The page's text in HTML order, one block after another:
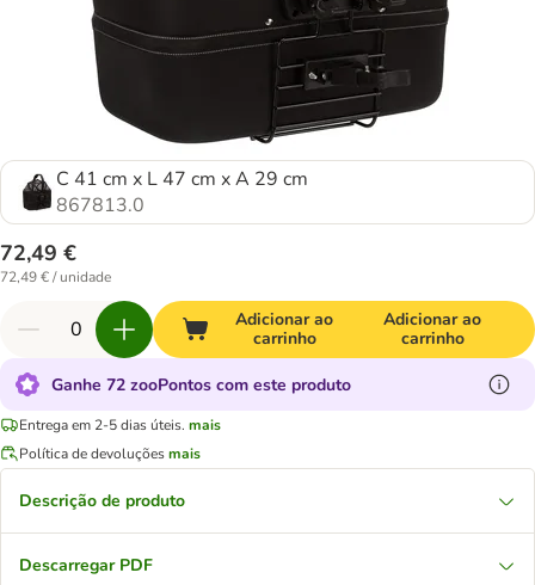
C 41 cm x L 47 cm x A 29 cm
867813.0
72,49 €
72,49 € / unidade
Adicionar ao
carrinho
Adicionar ao
carrinho
Ganhe 72 zooPontos com este produto
Entrega em 2-5 dias úteis. mais
Política de devoluçõesmais
Descrição de produto
Descarregar PDF